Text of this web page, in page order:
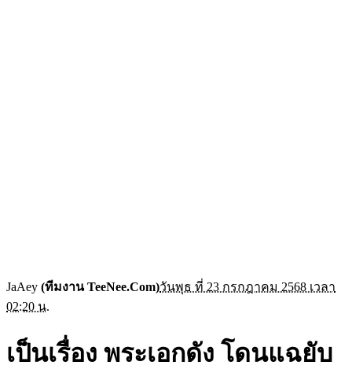
JaAey (ทีมงาน TeeNee.Com)วันพุธ ที่ 23 กรกฎาคม 2568 เวลา
02:20 น.
เป็นเรื่อง พระเอกดัง โดนแฉยับ